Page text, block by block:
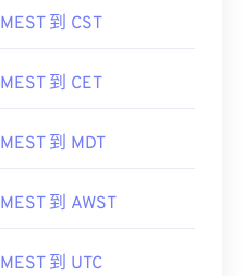
MEST 到 CST
MEST 到 CET
MEST 到 MDT
MEST 到 AWST
MEST 到 UTC